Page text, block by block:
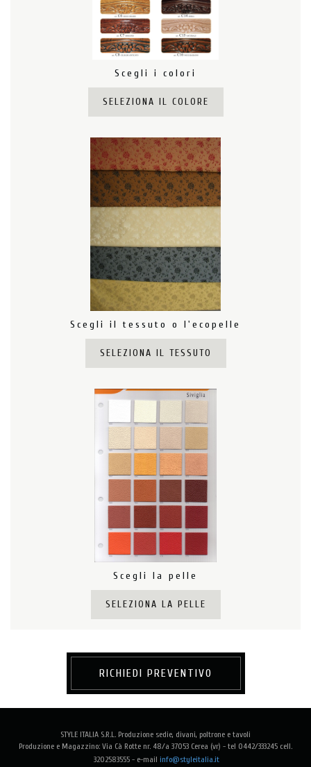
Scegli i colori
SELEZIONA IL COLORE
Scegli il tessuto o l'ecopelle
SELEZIONA IL TESSUTO
Scegli la pelle
SELEZIONA LA PELLE
RICHIEDI PREVENTIVO
STYLE ITALIA S.R.L. Produzione sedie, divani, poltrone e tavoli
Produzione e Magazzino: Via Cà Rotte nr. 48/a 37053 Cerea (vr) - tel 0442/333245 cell.
3202583555 - e-mail info@styleitalia.it